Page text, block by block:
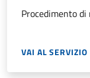
Procedimento
VAI AL SERVIZIO